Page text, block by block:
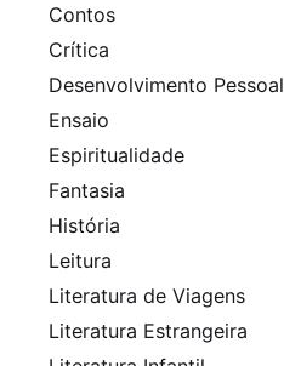
Contos
Crítica
Desenvolvimento Pessoal
Ensaio
Espiritualidade
Fantasia
História
Leitura
Literatura de Viagens
Literatura Estrangeira